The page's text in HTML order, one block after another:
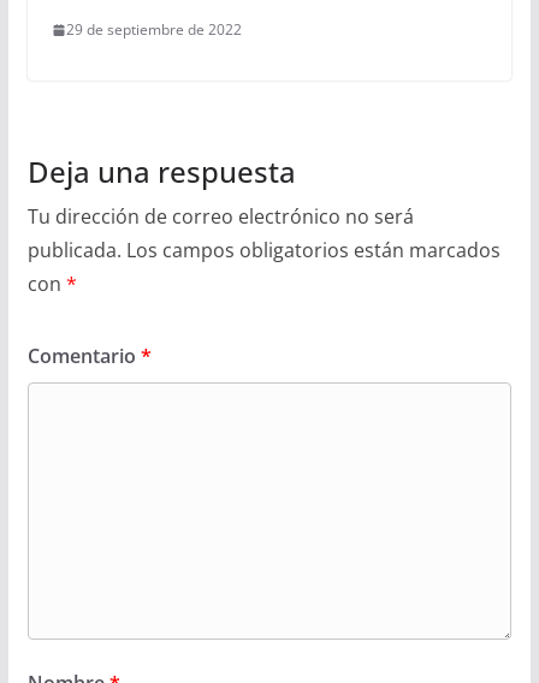
29 de septiembre de 2022
Deja una respuesta
Tu dirección de correo electrónico no será
publicada. Los campos obligatorios están marcados
con *
Comentario *